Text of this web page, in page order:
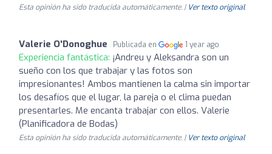
Esta opinión ha sido traducida automáticamente. | Ver texto original
Valerie O'Donoghue Publicada en 1 year ago
Experiencia fantástica: ¡Andreu y Aleksandra son un
sueño con los que trabajar y las fotos son
impresionantes! Ambos mantienen la calma sin importar
los desafíos que el lugar, la pareja o el clima puedan
presentarles. Me encanta trabajar con ellos. Valerie
(Planificadora de Bodas)
Esta opinión ha sido traducida automáticamente. | Ver texto original